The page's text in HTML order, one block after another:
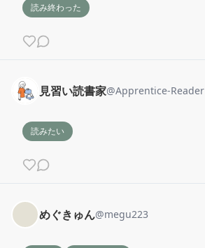
読み終わった
見習い読書家@Apprentice-Reader
読みたい
めぐきゅん@megu223